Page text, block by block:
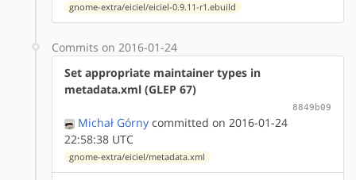
gnome-extra/eiciel/eiciel-0.9.11-r1.ebuild
Commits on 2016-01-24
Set appropriate maintainer types in
metadata.xml (GLEP 67)
8849b09
Michał Górny committed on 2016-01-24
22:58:38 UTC
gnome-extra/eiciel/metadata.xml